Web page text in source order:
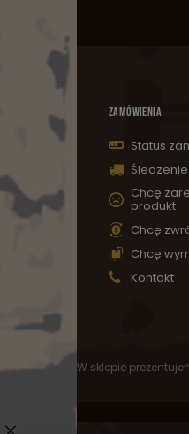
ZAMÓWIENIA
Status
Chcę
produkt
Chcę
Chcę
Kontakt
W sklepie